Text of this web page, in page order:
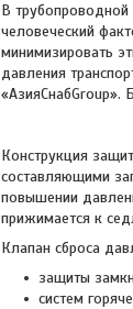
В трубопроводной
человеческий
минимизировать
давления
«АзияСнабGroup».
Конструкция
составляющими
повышении
прижимается к
Клапан сброса
защиты
систем